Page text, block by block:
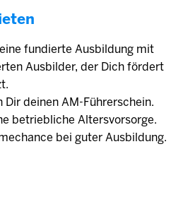
fundierte Ausbildung mit
Aus­bilder, der Dich fördert
Dir deinen AM-Führerschein.
betrieb­liche Alters­vorsorge.
bei guter Ausbildung.